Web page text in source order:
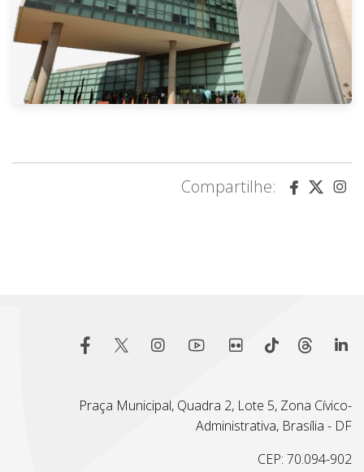
Compartilhe:
Praça Municipal, Quadra 2, Lote 5, Zona Cívico-
Administrativa, Brasília - DF
CEP: 70.094-902